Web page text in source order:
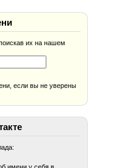
их на нашем
если вы не уверены